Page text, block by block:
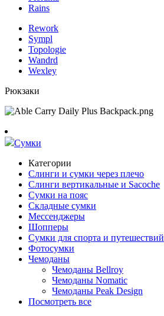
Rains
Rework
Sympl
Topologie
Wandrd
Wexley
Рюкзаки
Сумки
Категории
Слинги и сумки через плечо
Слинги вертикальные и Sacoche
Сумки на пояс
Складные сумки
Мессенджеры
Шопперы
Сумки для спорта и путешествий
Фотосумки
Чемоданы
Чемоданы Bellroy
Чемоданы Nomatic
Чемоданы Peak Design
Посмотреть все